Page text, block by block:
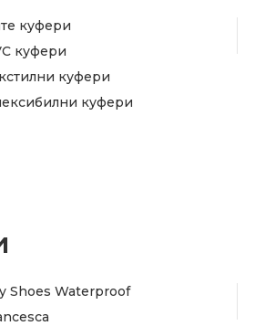
куфери
куфери
куфери
куфери
Shoes Waterproof